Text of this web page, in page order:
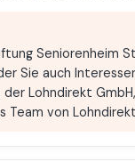
Seniorenheim
Sie auch
Lohndirekt
Team von Lohndirekt